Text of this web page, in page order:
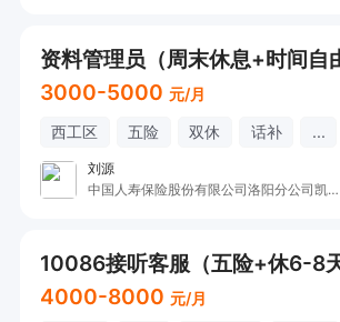
资料管理员（周末休息+时间自
3000-5000 元/月
西工区 五险 双休 话补 ...
刘源
中国人寿保险股份有限公司洛阳分公司凯旋营销服务部收展二部
10086接听客服（五险+休6-8天
4000-8000 元/月